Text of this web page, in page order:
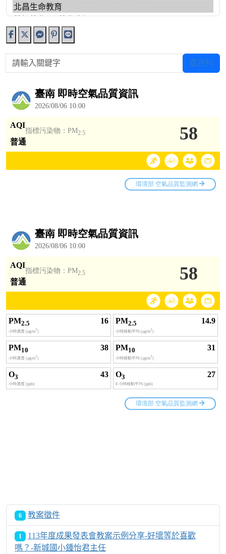
請輸入關鍵字 查百科
6 教案徵件
1
113年度成果發表會教案示例分享-好壞等於喜歡
嗎？-新城國小鍾怡君主任